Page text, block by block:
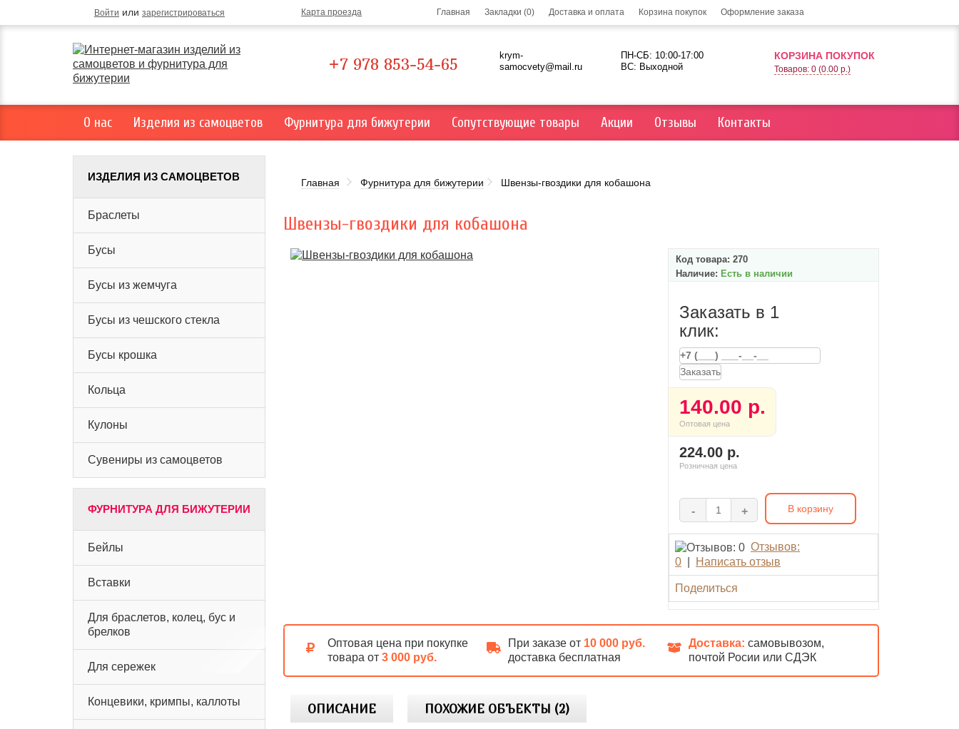
Войти или зарегистрироваться Карта проезда Главная Закладки (0) Доставка и оплата Корзина покупок Оформление заказа
+7 978 853-54-65
krym-
samocvety@mail.ru
ПН-СБ: 10:00-17:00
ВС: Выходной
КОРЗИНА ПОКУПОК
Товаров: 0 (0.00 р.)
О нас Изделия из самоцветов Фурнитура для бижутерии Сопутствующие товары Акции Отзывы Контакты
ИЗДЕЛИЯ ИЗ САМОЦВЕТОВ
Браслеты
Бусы
Бусы из жемчуга
Бусы из чешского стекла
Бусы крошка
Кольца
Кулоны
Сувениры из самоцветов
ФУРНИТУРА ДЛЯ БИЖУТЕРИИ
Бейлы
Вставки
Для браслетов, колец, бус и
брелков
Для сережек
Концевики, кримпы, каллоты
Главная Фурнитура для бижутерии Швензы-гвоздики для кобашона
Швензы-гвоздики для кобашона
Код товара: 270
Наличие: Есть в наличии
Заказать в 1
клик:
Заказать
140.00 р.
Оптовая цена
224.00 р.
Розничная цена
- + В корзину
Отзывов:
0
Написать отзыв
Поделиться
Оптовая цена при покупке
товара от 3 000 руб.
При заказе от 10 000 руб.
доставка бесплатная
Доставка: самовывозом,
почтой Росии или СДЭК
ОПИСАНИЕ ПОХОЖИЕ ОБЪЕКТЫ (2)